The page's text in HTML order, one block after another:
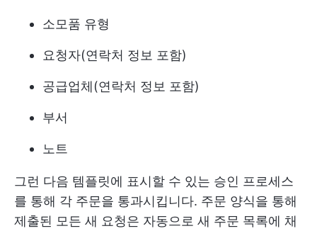
소모품 유형
요청자(연락처 정보 포함)
공급업체(연락처 정보 포함)
부서
노트
그런 다음 템플릿에 표시할 수 있는 승인 프로세스
를 통해 각 주문을 통과시킵니다. 주문 양식을 통해
제출된 모든 새 요청은 자동으로 새 주문 목록에 채